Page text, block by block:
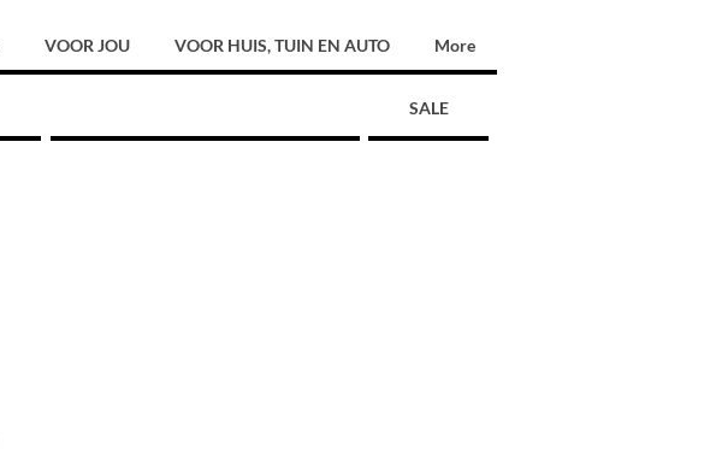
VOOR JOU VOOR HUIS, TUIN EN AUTO More
SALE